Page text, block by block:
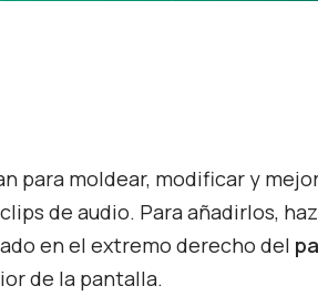
para moldear, modificar y
de audio. Para añadirlos,
en el extremo derecho del
de la pantalla.